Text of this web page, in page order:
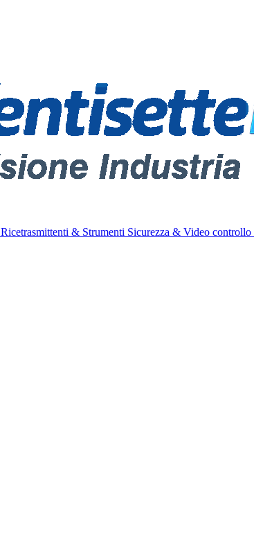
Ricetrasmittenti & Strumenti Sicurezza & Video controllo